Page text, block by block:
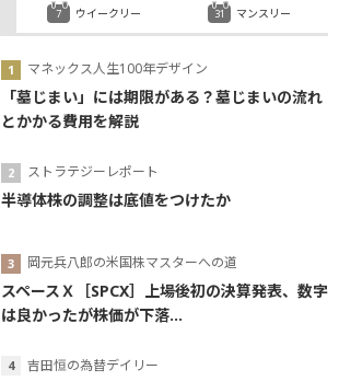
マネックス人生100年デザイン
「墓じまい」には期限がある？墓じまいの流れ
とかかる費用を解説
ストラテジーレポート
半導体株の調整は底値をつけたか
岡元兵八郎の米国株マスターへの道
スペースＸ［SPCX］上場後初の決算発表、数字
は良かったが株価が下落...
吉田恒の為替デイリー
ウイークリー マンスリー